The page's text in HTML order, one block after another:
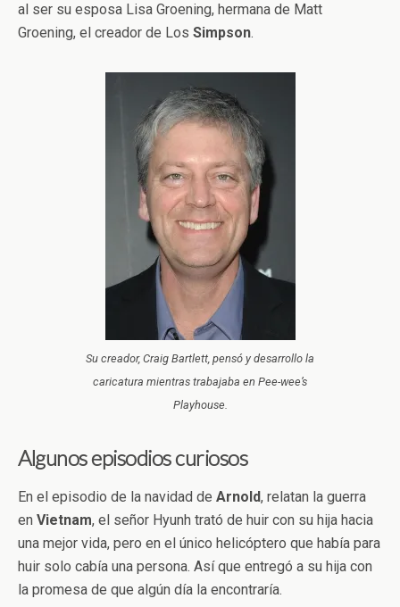
al ser su esposa Lisa Groening, hermana de Matt
Groening, el creador de Los Simpson.
Su creador, Craig Bartlett, pensó y desarrollo la
caricatura mientras trabajaba en Pee-wee’s
Playhouse.
Algunos episodios curiosos
En el episodio de la navidad de Arnold, relatan la guerra
en Vietnam, el señor Hyunh trató de huir con su hija hacia
una mejor vida, pero en el único helicóptero que había para
huir solo cabía una persona. Así que entregó a su hija con
la promesa de que algún día la encontraría.